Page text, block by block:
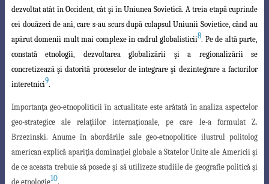
dezvoltat atât în Occident, cât şi în Uniunea Sovietică. A treia etapă cuprinde
cei douăzeci de ani, care s-au scurs după colapsul Uniunii Sovietice, când au
apărut domenii mult mai complexe în cadrul globalisticii8. Pe de altă parte,
constată etnologii, dezvoltarea globalizării şi a regionalizării se
concretizează şi datorită proceselor de integrare şi dezintegrare a factorilor
interetnici9.
Importanţa geo-etnopoliticii în actualitate este arătată în analiza aspectelor
geo-strategice ale relaţiilor internaţionale, pe care le-a formulat Z.
Brzezinski. Anume în abordările sale geo-etnopolitice ilustrul politolog
american explică apariţia dominaţiei globale a Statelor Unite ale Americii şi
de ce aceasta trebuie să posede şi să utilizeze studiile de geografie politică şi
de etnologie10.